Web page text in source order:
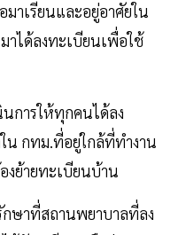
าเรียนและอยู่อาศัยใน
าได้ลงทะเบียนเพื่อใช้
การให้ทุกคนได้ลง
น กทม.ที่อยู่ใกล้ที่ทำงาน
งย้ายทะเบียนบ้าน
กษาที่สถานพยาบาลที่ลง